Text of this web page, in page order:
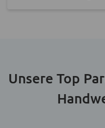
Unsere Top